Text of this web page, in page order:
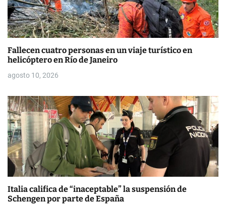
Fallecen cuatro personas en un viaje turístico en
helicóptero en Río de Janeiro
agosto 10, 2026
Italia califica de “inaceptable” la suspensión de
Schengen por parte de España